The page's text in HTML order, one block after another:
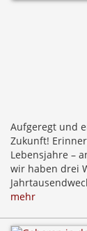
Aufgeregt und
Zukunft!
Lebensjahre –
wir haben drei
mehr